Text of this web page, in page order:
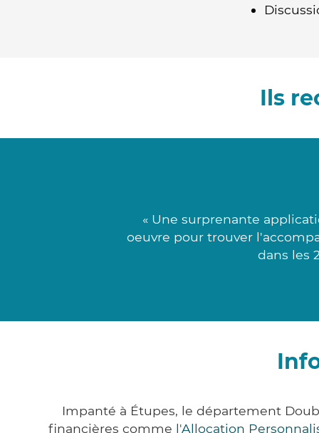
Ils
« Une surprenante
oeuvre pour trouver
dans les
Impanté à Étupes, le département
financières comme l'Allocation